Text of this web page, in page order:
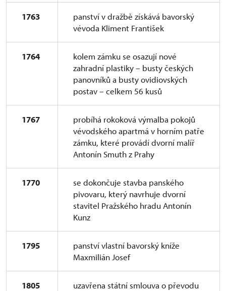
1763
panství v dražbě získává bavorský
vévoda Kliment František
1764
kolem zámku se osazují nové
zahradní plastiky – busty českých
panovníků a busty ovidiovských
postav – celkem 56 kusů
1767
probíhá rokoková výmalba pokojů
vévodského apartmá v horním patře
zámku, které provádí dvorní malíř
Antonín Smuth z Prahy
1770
se dokončuje stavba panského
pivovaru, který navrhuje dvorní
stavitel Pražského hradu Antonín
Kunz
1795
panství vlastní bavorský kníže
Maxmilián Josef
1805
uzavřena státní smlouva o převodu